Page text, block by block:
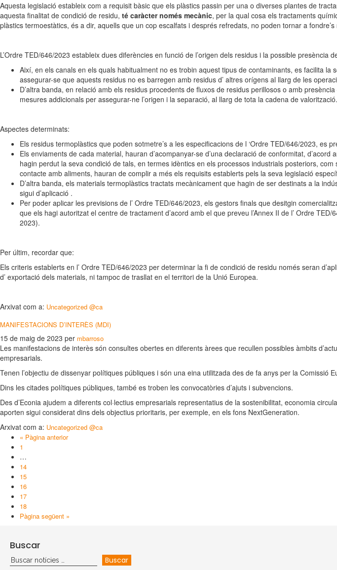
Aquesta legislació estableix com a requisit bàsic que els plàstics passin per una o diverses plantes de
aquesta finalitat de condició de residu, té caràcter només mecànic, per la qual cosa els tractaments
plàstics termoestàtics, és a dir, aquells que un cop escalfats i després refredats, no poden tornar a
L’Ordre TED/646/2023 estableix dues diferències en funció de l’origen dels residus i la possible presència
Així, en els canals en els quals habitualment no es trobin aquest tipus de contaminants, es facilita
assegurar-se que aquests residus no es barregen amb residus d’ altres orígens al llarg de les
D’altra banda, en relació amb els residus procedents de fluxos de residus perillosos o amb
mesures addicionals per assegurar-ne l’origen i la separació, al llarg de tota la cadena de valorització.
Aspectes determinats:
Els residus termoplàstics que poden sotmetre’s a les especificacions de l ‘Ordre TED/646/2023, es
Els enviaments de cada material, hauran d’acompanyar-se d’una declaració de conformitat,
hagin perdut la seva condició de tals, en termes idèntics en els processos industrials posteriors,
contacte amb aliments, hauran de complir a més els requisits establerts pels la seva legislació
D’altra banda, els materials termoplàstics tractats mecànicament que hagin de ser destinats a la
sigui d’aplicació .
Per poder aplicar les previsions de l’ Ordre TED/646/2023, els gestors finals que desitgin
que els hagi autoritzat el centre de tractament d’acord amb el que preveu l’Annex II de l’ Ordre
2023).
Per últim, recordar que:
Els criteris establerts en l’ Ordre TED/646/2023 per determinar la fi de condició de residu només seran
d’ exportació dels materials, ni tampoc de trasllat en el territori de la Unió Europea.
Arxivat com a: Uncategorized @ca
MANIFESTACIONS D’INTERÈS (MDI)
15 de maig de 2023 per mbarroso
Les manifestacions de interès són consultes obertes en diferents àrees que recullen possibles àmbits
empresarials.
Tenen l’objectiu de dissenyar polítiques públiques i són una eina utilitzada des de fa anys per la Comissió
Dins les citades polítiques públiques, també es troben les convocatòries d’ajuts i subvencions.
Des d’Econia ajudem a diferents col·lectius empresarials representatius de la sostenibilitat, economia
aporten sigui considerat dins dels objectius prioritaris, per exemple, en els fons NextGeneration.
Arxivat com a: Uncategorized @ca
« Pàgina anterior
1
…
14
15
16
17
18
Pàgina següent »
Buscar